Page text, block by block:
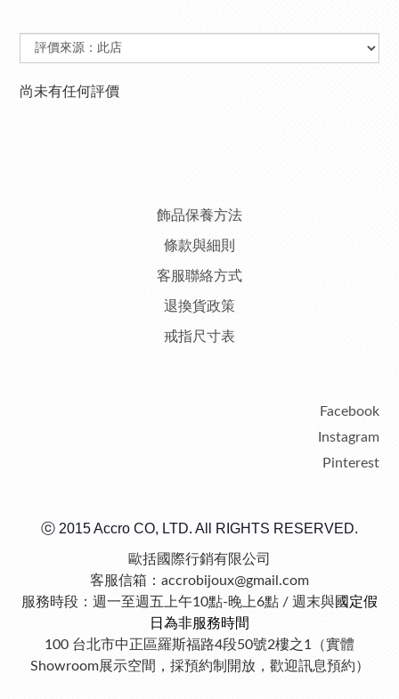
尚未有任何評價
飾品保養方法
條款與細則
客服聯絡方式
退換貨政策
戒指尺寸表
Facebook
Instagram
Pinterest
ⓒ 2015 Accro CO, LTD. All RIGHTS RESERVED.
歐括國際行銷有限公司
客服信箱：accrobijoux@gmail.com
服務時段：週一至週五上午10點-晚上6點 / 週末與國定假
日為非服務時間
100 台北市中正區羅斯福路4段50號2樓之1（實體
Showroom展示空間，採預約制開放，歡迎訊息預約）